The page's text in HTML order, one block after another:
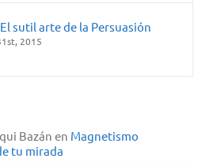
sutil arte de la Persuasión
2015
Bazán en Magnetismo
tu mirada